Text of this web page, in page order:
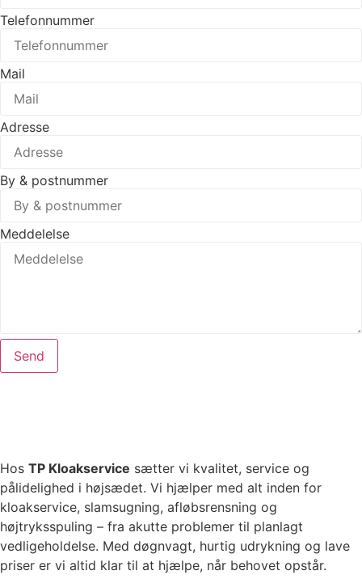
Telefonnummer
Mail
Adresse
By & postnummer
Meddelelse
Send
Hos TP Kloakservice sætter vi kvalitet, service og
pålidelighed i højsædet. Vi hjælper med alt inden for
kloakservice, slamsugning, afløbsrensning og
højtryksspuling – fra akutte problemer til planlagt
vedligeholdelse. Med døgnvagt, hurtig udrykning og lave
priser er vi altid klar til at hjælpe, når behovet opstår.